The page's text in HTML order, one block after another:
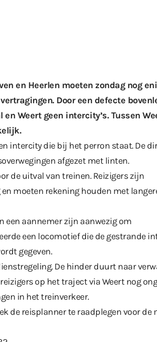
en Heerlen moeten zondag nog
Door een defecte
Weert geen intercity’s. Tussen
intercity die bij het perron staat. De
afgezet met linten.
de uitval van treinen. Reizigers zijn
moeten rekening houden met
een aannemer zijn aanwezig om
een locomotief die de gestrande
gegeven.
De hinder duurt naar
op het traject via Weert nog
in het treinverkeer.
de reisplanner te raadplegen voor de